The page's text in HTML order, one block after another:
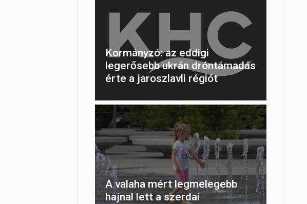
Kormányzó: az eddigi
legerősebb ukrán dróntámadás
érte a jaroszlavli régiót
A valaha mért legmelegebb
hajnal lett a szerdai